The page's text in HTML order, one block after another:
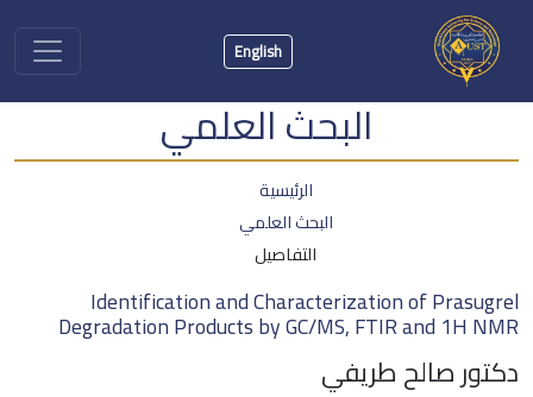
English
البحث العلمي
الرئيسية
البحث العلمي
التفاصيل
Identification and Characterization of Prasugrel
Degradation Products by GC/MS, FTIR and 1H NMR
دكتور صالح طريفي